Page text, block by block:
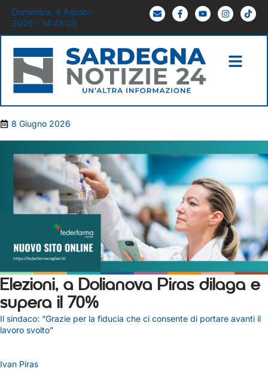
Domenica, 9 Agosto
2026 - 14:48:10
8 Giugno 2026
Elezioni, a Dolianova Piras dilaga e
supera il 70%
Il sindaco: “Grazie per la fiducia che ci consente di portare avanti il
lavoro svolto”
Ivan Piras